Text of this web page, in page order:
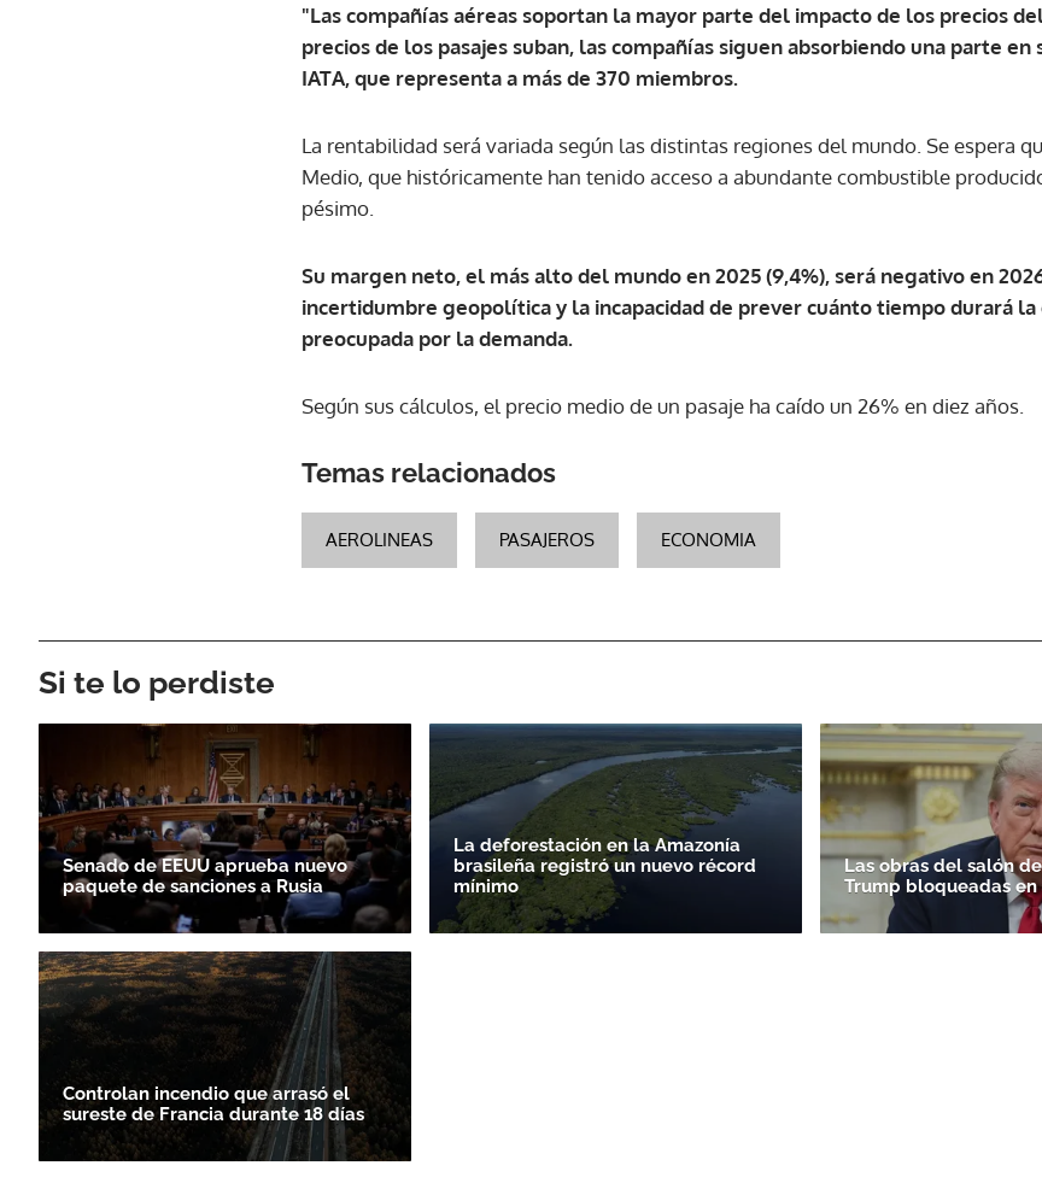
"Las compañías aéreas soportan la mayor parte del impacto de los precios
precios de los pasajes suban, las compañías siguen absorbiendo una parte
IATA, que representa a más de 370 miembros.
La rentabilidad será variada según las distintas regiones del mundo. Se espera
Medio, que históricamente han tenido acceso a abundante combustible
pésimo.
Su margen neto, el más alto del mundo en 2025 (9,4%), será negativo en 2026
incertidumbre geopolítica y la incapacidad de prever cuánto tiempo durará
preocupada por la demanda.
Según sus cálculos, el precio medio de un pasaje ha caído un 26% en diez años.
Temas relacionados
AEROLINEAS PASAJEROS ECONOMIA
Si te lo perdiste
Senado de EEUU aprueba nuevo
paquete de sanciones a Rusia
La deforestación en la Amazonía
brasileña registró un nuevo récord
mínimo
Las obras del salón
Trump bloqueadas
Controlan incendio que arrasó el
sureste de Francia durante 18 días